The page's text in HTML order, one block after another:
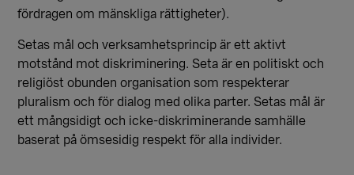
fördragen om mänskliga rättigheter).
Setas mål och verksamhetsprincip är ett aktivt
motstånd mot diskriminering. Seta är en politiskt och
religiöst obunden organisation som respekterar
pluralism och för dialog med olika parter. Setas mål är
ett mångsidigt och icke-diskriminerande samhälle
baserat på ömsesidig respekt för alla individer.